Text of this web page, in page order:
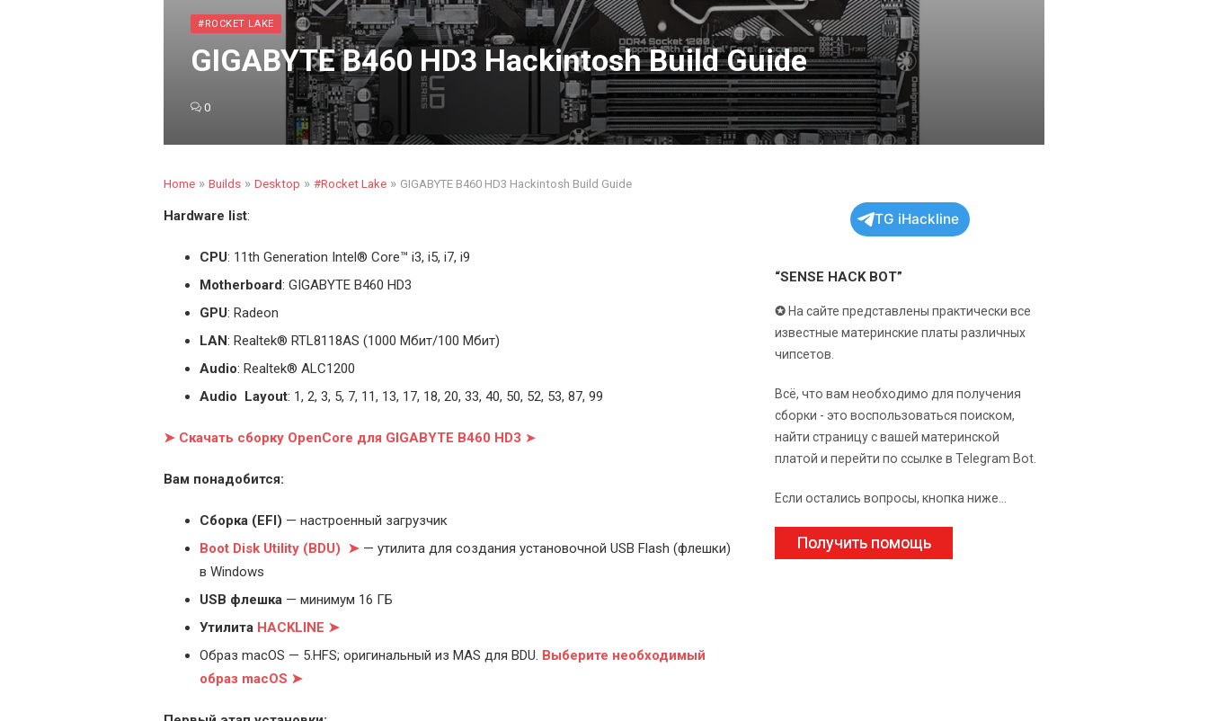
#ROCKET LAKE
GIGABYTE B460 HD3 Hackintosh Build Guide
0
Home » Builds » Desktop » #Rocket Lake » GIGABYTE B460 HD3 Hackintosh Build Guide
Hardware list:
CPU: 11th Generation Intel® Core™ i3, i5, i7, i9
Motherboard: GIGABYTE B460 HD3
GPU: Radeon
LAN: Realtek® RTL8118AS (1000 Мбит/100 Мбит)
Audio: Realtek® ALC1200
Audio Layout: 1, 2, 3, 5, 7, 11, 13, 17, 18, 20, 33, 40, 50, 52, 53, 87, 99
➤ Скачать сборку OpenCore для GIGABYTE B460 HD3 ➤
Вам понадобится:
Cборка (EFI) — настроенный загрузчик
Boot Disk Utility (BDU) ➤ — утилита для создания установочной USB Flash (флешки)
в Windows
USB флешка — минимум 16 ГБ
Утилита HACKLINE ➤
Образ macOS — 5.HFS; оригинальный из MAS для BDU. Выберите необходимый
образ macOS ➤
TG iHackline
“SENSE HACK BOT”
✪ На сайте представлены практически все
известные материнские платы различных
чипсетов.
Всё, что вам необходимо для получения
сборки - это воспользоваться поиском,
найти страницу с вашей материнской
платой и перейти по ссылке в Telegram Bot.
Если остались вопросы, кнопка ниже...
Получить помощь